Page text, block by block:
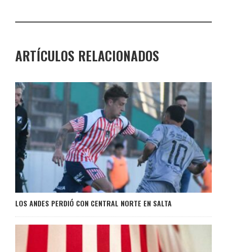
ARTÍCULOS RELACIONADOS
LOS ANDES PERDIÓ CON CENTRAL NORTE EN SALTA